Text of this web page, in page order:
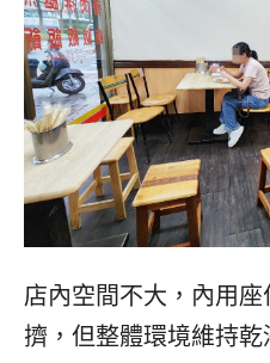
店內空間不大，內用
擠，但整體環境維持